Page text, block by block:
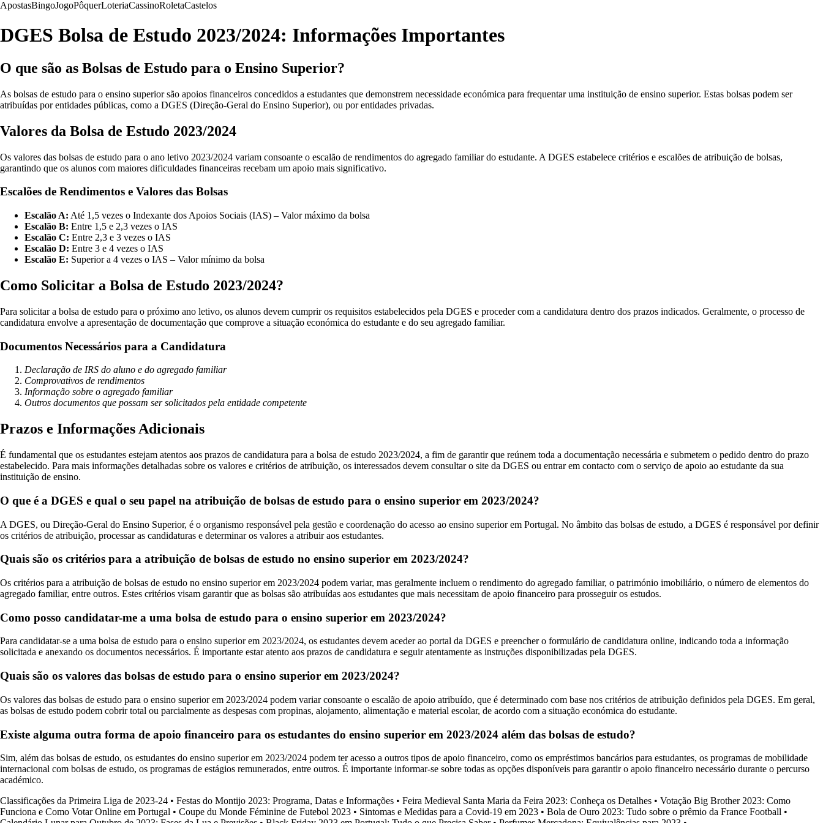
ApostasBingoJogoPôquerLoteriaCassinoRoletaCastelos
DGES Bolsa de Estudo 2023/2024: Informações Importantes
O que são as Bolsas de Estudo para o Ensino Superior?
As bolsas de estudo para o ensino superior são apoios financeiros concedidos a estudantes que demonstrem necessidade económica para frequentar uma instituição de ensino superior. Estas bolsas podem ser
atribuídas por entidades públicas, como a DGES (Direção-Geral do Ensino Superior), ou por entidades privadas.
Valores da Bolsa de Estudo 2023/2024
Os valores das bolsas de estudo para o ano letivo 2023/2024 variam consoante o escalão de rendimentos do agregado familiar do estudante. A DGES estabelece critérios e escalões de atribuição de bolsas,
garantindo que os alunos com maiores dificuldades financeiras recebam um apoio mais significativo.
Escalões de Rendimentos e Valores das Bolsas
Escalão A: Até 1,5 vezes o Indexante dos Apoios Sociais (IAS) – Valor máximo da bolsa
Escalão B: Entre 1,5 e 2,3 vezes o IAS
Escalão C: Entre 2,3 e 3 vezes o IAS
Escalão D: Entre 3 e 4 vezes o IAS
Escalão E: Superior a 4 vezes o IAS – Valor mínimo da bolsa
Como Solicitar a Bolsa de Estudo 2023/2024?
Para solicitar a bolsa de estudo para o próximo ano letivo, os alunos devem cumprir os requisitos estabelecidos pela DGES e proceder com a candidatura dentro dos prazos indicados. Geralmente, o processo de
candidatura envolve a apresentação de documentação que comprove a situação económica do estudante e do seu agregado familiar.
Documentos Necessários para a Candidatura
Declaração de IRS do aluno e do agregado familiar
Comprovativos de rendimentos
Informação sobre o agregado familiar
Outros documentos que possam ser solicitados pela entidade competente
Prazos e Informações Adicionais
É fundamental que os estudantes estejam atentos aos prazos de candidatura para a bolsa de estudo 2023/2024, a fim de garantir que reúnem toda a documentação necessária e submetem o pedido dentro do prazo
estabelecido. Para mais informações detalhadas sobre os valores e critérios de atribuição, os interessados devem consultar o site da DGES ou entrar em contacto com o serviço de apoio ao estudante da sua
instituição de ensino.
O que é a DGES e qual o seu papel na atribuição de bolsas de estudo para o ensino superior em 2023/2024?
A DGES, ou Direção-Geral do Ensino Superior, é o organismo responsável pela gestão e coordenação do acesso ao ensino superior em Portugal. No âmbito das bolsas de estudo, a DGES é responsável por definir
os critérios de atribuição, processar as candidaturas e determinar os valores a atribuir aos estudantes.
Quais são os critérios para a atribuição de bolsas de estudo no ensino superior em 2023/2024?
Os critérios para a atribuição de bolsas de estudo no ensino superior em 2023/2024 podem variar, mas geralmente incluem o rendimento do agregado familiar, o património imobiliário, o número de elementos do
agregado familiar, entre outros. Estes critérios visam garantir que as bolsas são atribuídas aos estudantes que mais necessitam de apoio financeiro para prosseguir os estudos.
Como posso candidatar-me a uma bolsa de estudo para o ensino superior em 2023/2024?
Para candidatar-se a uma bolsa de estudo para o ensino superior em 2023/2024, os estudantes devem aceder ao portal da DGES e preencher o formulário de candidatura online, indicando toda a informação
solicitada e anexando os documentos necessários. É importante estar atento aos prazos de candidatura e seguir atentamente as instruções disponibilizadas pela DGES.
Quais são os valores das bolsas de estudo para o ensino superior em 2023/2024?
Os valores das bolsas de estudo para o ensino superior em 2023/2024 podem variar consoante o escalão de apoio atribuído, que é determinado com base nos critérios de atribuição definidos pela DGES. Em geral,
as bolsas de estudo podem cobrir total ou parcialmente as despesas com propinas, alojamento, alimentação e material escolar, de acordo com a situação económica do estudante.
Existe alguma outra forma de apoio financeiro para os estudantes do ensino superior em 2023/2024 além das bolsas de estudo?
Sim, além das bolsas de estudo, os estudantes do ensino superior em 2023/2024 podem ter acesso a outros tipos de apoio financeiro, como os empréstimos bancários para estudantes, os programas de mobilidade
internacional com bolsas de estudo, os programas de estágios remunerados, entre outros. É importante informar-se sobre todas as opções disponíveis para garantir o apoio financeiro necessário durante o percurso
académico.
Classificações da Primeira Liga de 2023-24 • Festas do Montijo 2023: Programa, Datas e Informações • Feira Medieval Santa Maria da Feira 2023: Conheça os Detalhes • Votação Big Brother 2023: Como
Funciona e Como Votar Online em Portugal • Coupe du Monde Féminine de Futebol 2023 • Sintomas e Medidas para a Covid-19 em 2023 • Bola de Ouro 2023: Tudo sobre o prêmio da France Football •